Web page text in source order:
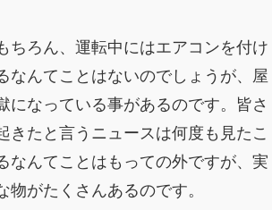
ちろん、運転中にはエアコンを付け
なんてことはないのでしょうが、屋
なっている事があるのです。皆さ
きたと言うニュースは何度も見たこ
なんてことはもっての外ですが、実
がたくさんあるのです。